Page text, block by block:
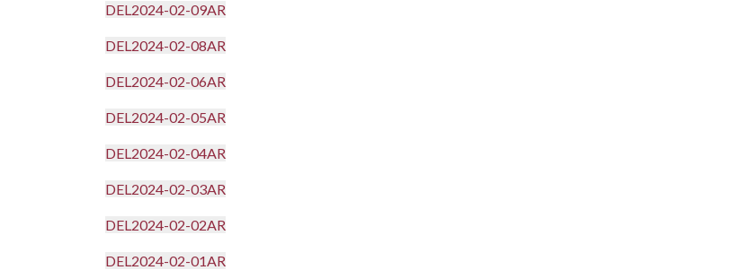
DEL2024-02-09AR
DEL2024-02-08AR
DEL2024-02-06AR
DEL2024-02-05AR
DEL2024-02-04AR
DEL2024-02-03AR
DEL2024-02-02AR
DEL2024-02-01AR